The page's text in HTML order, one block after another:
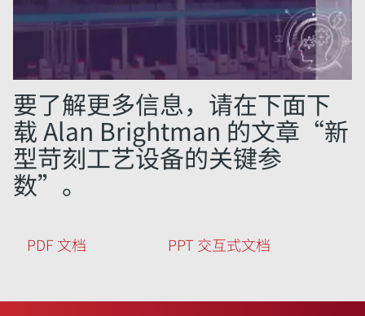
要了解更多信息，请在下面下
载 Alan Brightman 的文章“新
型苛刻工艺设备的关键参
数”。
PDF 文档 PPT 交互式文档